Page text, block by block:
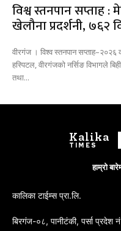
विश्व स्तनपान
खेलौना प्रदर्शनी, ७६२
वीरगंज । विश्व स्तनपान
हस्पिटल, वीरगंजकाे नर्सिङ विभागले
तथा...
Kalika
TIMES
हाम्रो
कालिका टाईम्स प्रा.लि.
बिरगंज-०८, पानीटंकी, पर्सा प्रदेश